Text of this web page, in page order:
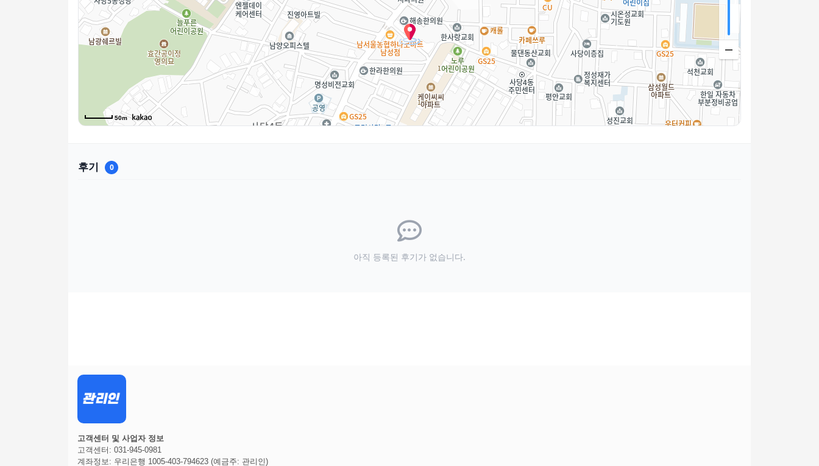
50m
후기 0
아직 등록된 후기가 없습니다.
고객센터 및 사업자 정보
고객센터: 031-945-0981
계좌정보: 우리은행 1005-403-794623 (예금주: 관리인)